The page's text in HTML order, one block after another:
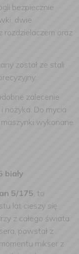
bezpiecznie
dwie
rozdzielaczem oraz
został ze stali
zalecenie
nożyka. Do mycia
wykonane
5/175, to
lat cieszy się
z całego świata.
powstał z
mikser z